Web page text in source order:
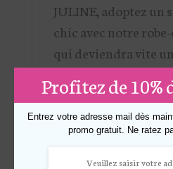
JULINE, adoptez un
chic avec notre
qui deviendra vite un
incontournable de
Son délavage
allure moderne et
Avec sa coupe
poches plaquées,
Profitez de 10%
Entrez votre adresse mail dès
promo gratuit. Ne ratez